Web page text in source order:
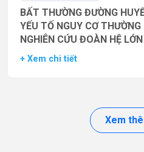
BẤT THƯỜNG ĐƯỜNG
YẾU TỐ NGUY CƠ
NGHIÊN CỨU ĐOÀN HỆ LỚN
+ Xem chi tiết
Xem